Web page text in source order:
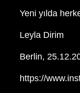
Yeni yılda
Leyla Dirim
Berlin,
https://